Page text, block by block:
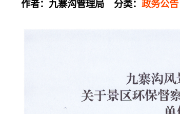
作者： 九寨沟管理局 分类： 政务公告